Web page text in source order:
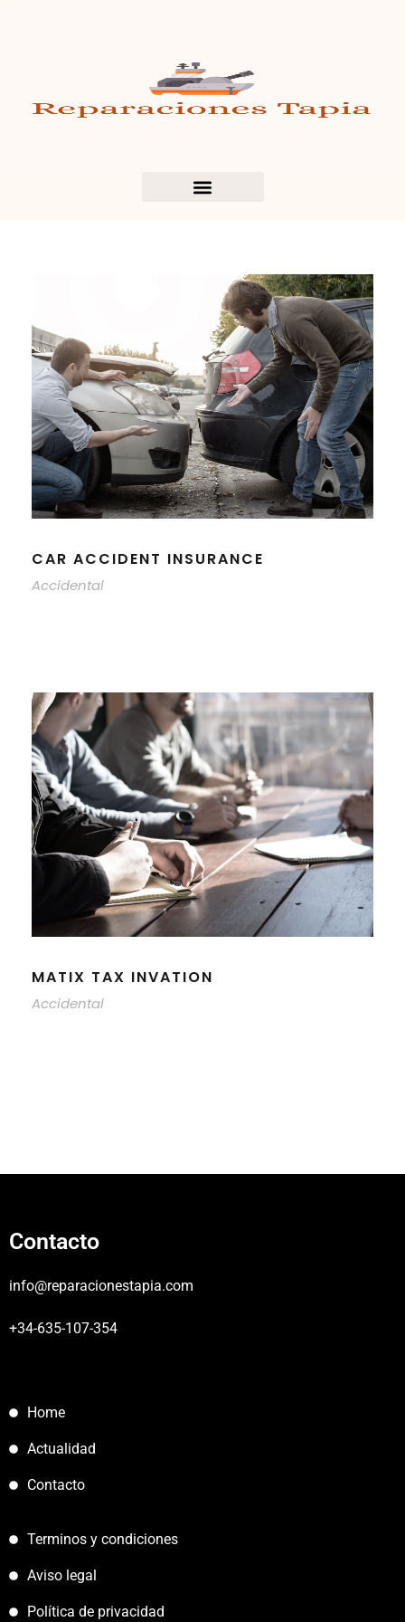
CAR ACCIDENT INSURANCE
Accidental
MATIX TAX INVATION
Accidental
Contacto
info@reparacionestapia.com
+34-635-107-354
Home
Actualidad
Contacto
Terminos y condiciones
Aviso legal
Política de privacidad